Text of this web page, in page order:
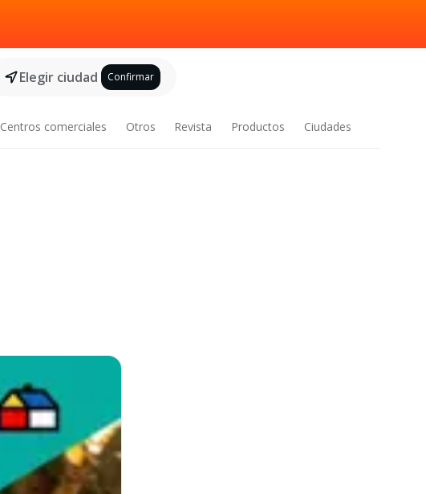
Elegir ciudad Confirmar
Centros comerciales Otros Revista Productos Ciudades